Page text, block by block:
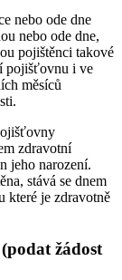
nebo ode dne
nebo ode dne,
pojištěnci takové
pojišťovnu i ve
měsíců
zdravotní
jeho narození.
stává se dnem
které je zdravotně
žádost